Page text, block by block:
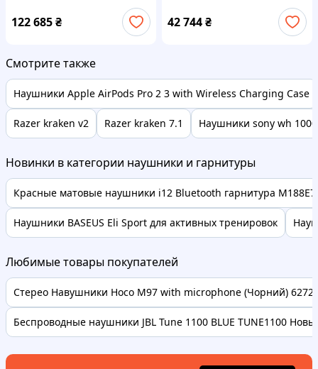
122 685₴ 42 744₴
Смотрите также
Наушники Apple AirPods Pro 2 3 with Wireless Charging Case
Razer kraken v2 Razer kraken 7.1 Наушники sony wh
Новинки в категории наушники и гарнитуры
Красные матовые наушники i12 Bluetooth гарнитура
Наушники BASEUS Eli Sport для активных тренировок
Любимые товары покупателей
Стерео Навушники Hoco M97 with microphone (Чорний)
Беспроводные наушники JBL Tune 1100 BLUE TUNE1100